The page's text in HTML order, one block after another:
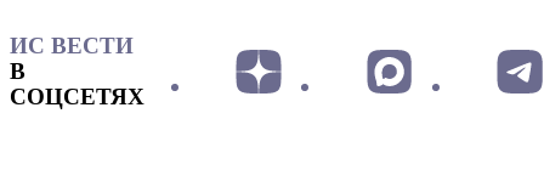
ИС ВЕСТИ
В
СОЦСЕТЯХ